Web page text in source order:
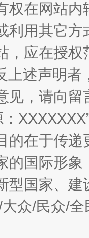
如何以
权在网站
利用其它
，应在授
上述声明
见，请向
：
的在于传
的国际形
型国家、
众/民众/